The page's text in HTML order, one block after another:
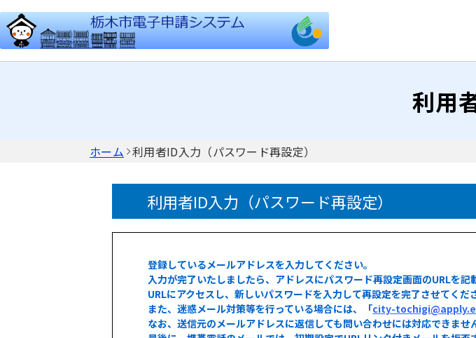
利用
ホーム 利用者ID入力（パスワード再設定）
利用者ID入力（パスワード再設定）
登録しているメールアドレスを入力してください。
入力が完了いたしましたら、アドレスにパスワード再設定画面のURLを記
URLにアクセスし、新しいパスワードを入力して再設定を完了させてくださ
また、迷惑メール対策等を行っている場合には、「city-
なお、送信元のメールアドレスに返信しても問い合わせには対応できませ